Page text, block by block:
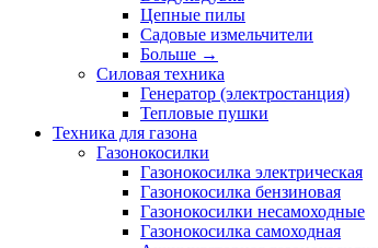
Цепные пилы
Садовые измельчители
Больше →
Силовая техника
Генератор (электростанция)
Тепловые пушки
Техника для газона
Газонокосилки
Газонокосилка электрическая
Газонокосилка бензиновая
Газонокосилки несамоходные
Газонокосилка самоходная